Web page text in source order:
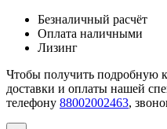
Безналичный расчёт
Оплата наличными
Лизинг
Чтобы получить подробную
доставки и оплаты нашей
телефону 88002002463,